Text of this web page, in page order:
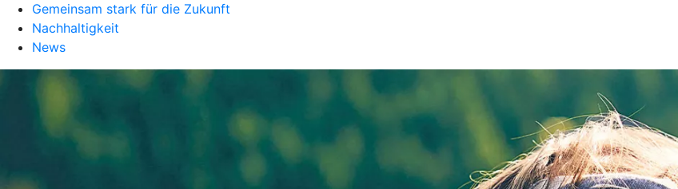
Gemeinsam stark für die Zukunft
Nachhaltigkeit
News